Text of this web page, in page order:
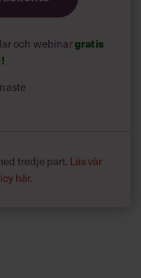
och webinargratis
tredje part. Läs vår
här.